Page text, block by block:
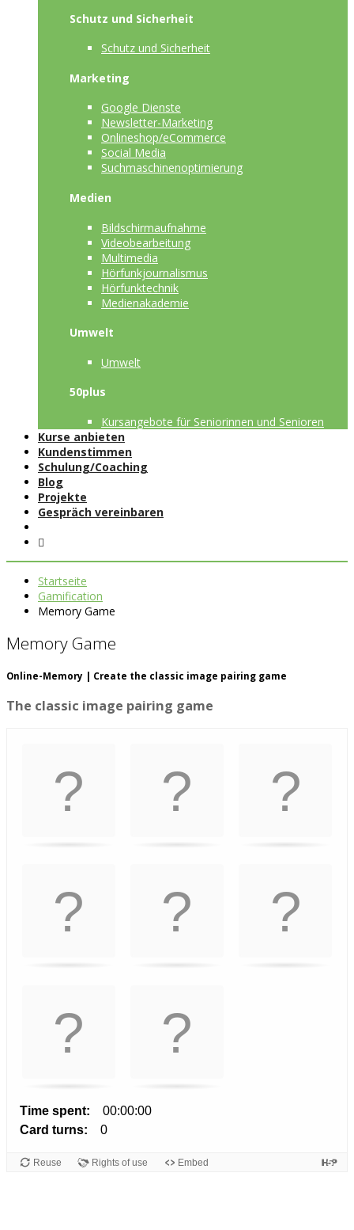
Schutz und Sicherheit
Schutz und Sicherheit
Marketing
Google Dienste
Newsletter-Marketing
Onlineshop/eCommerce
Social Media
Suchmaschinenoptimierung
Medien
Bildschirmaufnahme
Videobearbeitung
Multimedia
Hörfunkjournalismus
Hörfunktechnik
Medienakademie
Umwelt
Umwelt
50plus
Kursangebote für Seniorinnen und Senioren
Kurse anbieten
Kundenstimmen
Schulung/Coaching
Blog
Projekte
Gespräch vereinbaren
Startseite
Gamification
Memory Game
Memory Game
Online-Memory | Create the classic image pairing game
The classic image pairing game